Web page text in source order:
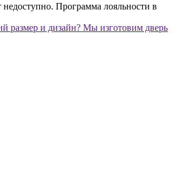
Программа лояльности в
размер и дизайн? Мы изготовим дверь